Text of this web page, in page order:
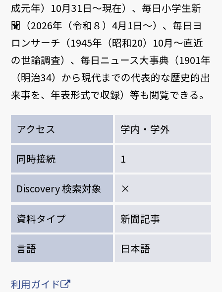
成元年）10月31日～現在）、毎日小学生新
聞（2026年（令和８）4月1日～）、毎日ヨ
ロンサーチ（1945年（昭和20）10月～直近
の世論調査）、毎日ニュース大事典（1901年
（明治34）から現代までの代表的な歴史的出
来事を、年表形式で収録）等も閲覧できる。
アクセス 学内・学外
同時接続 1
Discovery 検索対象 ×
資料タイプ 新聞記事
言語 日本語
利用ガイド